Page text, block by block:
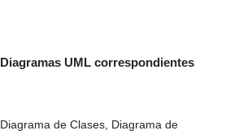
Diagramas UML correspondientes
Diagrama de Clases, Diagrama de